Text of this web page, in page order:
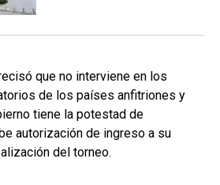
que no interviene en los
de los países anfitriones y
tiene la potestad de
autorización de ingreso a su
del torneo.